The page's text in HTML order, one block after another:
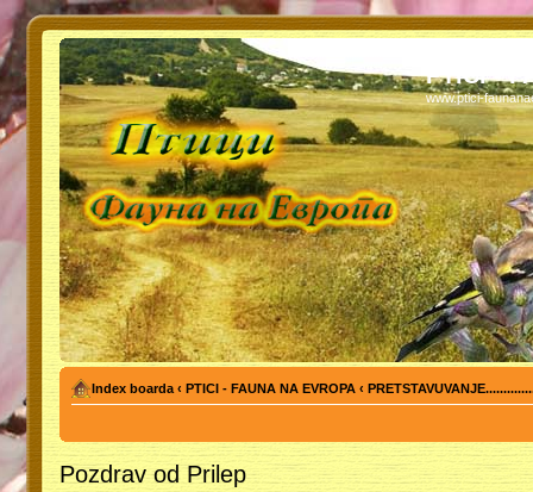
PTICI -
www.ptici-
Index boarda ‹ PTICI - FAUNA NA EVROPA ‹
Pozdrav od Prilep